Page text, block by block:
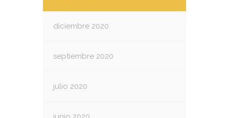
diciembre 2020
septiembre 2020
julio 2020